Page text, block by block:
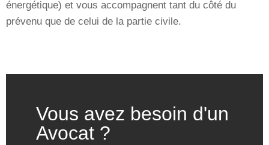
énergétique) et vous accompagnent tant du côté du
prévenu que de celui de la partie civile.
Vous avez besoin d'un
Avocat ?